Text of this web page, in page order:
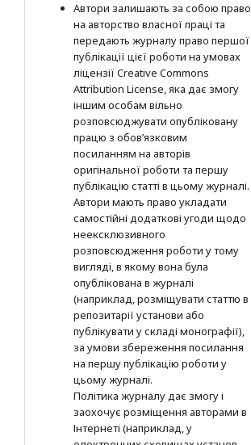
Автори залишають за собою право
на авторство власної праці та
передають журналу право першої
публікації цієї роботи на умовах
ліцензії Creative Commons
Attribution License, яка дає змогу
іншим особам вільно
розповсюджувати опубліковану
працю з обов’язковим
посиланням на авторів
оригінальної роботи та першу
публікацію статті в цьому журналі.
Автори мають право укладати
самостійні додаткові угоди щодо
неексклюзивного
розповсюдження роботи у тому
вигляді, в якому вона була
опублікована в журналі
(наприклад, розміщувати статтю в
репозитарії установи або
публікувати у складі монографії),
за умови збереження посилання
на першу публікацію роботи у
цьому журналі.
Політика журналу дає змогу і
заохочує розміщення авторами в
Інтернеті (наприклад, у